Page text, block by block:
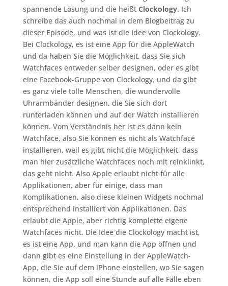
spannende Lösung und die heißt Clockology. Ich
schreibe das auch nochmal in dem Blogbeitrag zu
dieser Episode, und was ist die Idee von Clockology.
Bei Clockology, es ist eine App für die AppleWatch
und da haben Sie die Möglichkeit, dass Sie sich
Watchfaces entweder selber designen, oder es gibt
eine Facebook-Gruppe von Clockology, und da gibt
es ganz viele tolle Menschen, die wundervolle
Uhrarmbänder designen, die Sie sich dort
runterladen können und auf der Watch installieren
können. Vom Verständnis her ist es dann kein
Watchface, also Sie können es nicht als Watchface
installieren, weil es gibt nicht die Möglichkeit, dass
man hier zusätzliche Watchfaces noch mit reinklinkt,
das geht nicht. Also Apple erlaubt nicht für alle
Applikationen, aber für einige, dass man
Komplikationen, also diese kleinen Widgets nochmal
entsprechend installiert von Applikationen. Das
erlaubt die Apple, aber richtig komplette eigene
Watchfaces nicht. Die Idee die Clockology macht ist,
es ist eine App, und man kann die App öffnen und
dann gibt es eine Einstellung in der AppleWatch-
App, die Sie auf dem iPhone einstellen, wo Sie sagen
können, die App soll eine Stunde auf alle Fälle eben